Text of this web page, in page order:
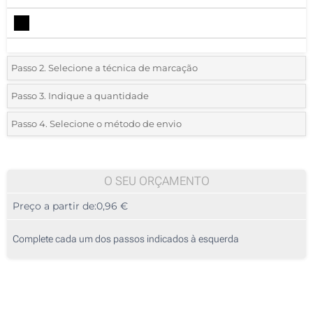
Passo 2. Selecione a técnica de marcação
*Selecione o tipo de marcação e as cores do logotipo:
1 Cor (Na tampa)
Passo 3. Indique a quantidade
*Quantidade mínima:25
50
125
Passo 4. Selecione o método de envio
O SEU ORÇAMENTO
Preço a partir de:0,96 €
Complete cada um dos passos indicados à esquerda